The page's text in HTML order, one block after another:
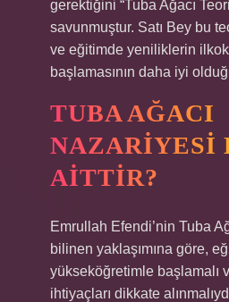
gerektiğini “Tuba Ağacı
savunmuştur. Satı Bey bu
ve eğitimde yeniliklerin
başlamasının daha iyi
TUBA AĞACI
NAZARIYESI
AITTIR?
Emrullah Efendi’nin Tuba
bilinen yaklaşımına göre,
yükseköğretimle başlamalı
ihtiyaçları dikkate